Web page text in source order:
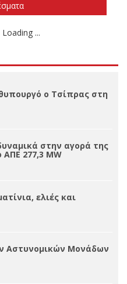
δεν απαντώ
ο Τσίπρας στη
στην αγορά της
277,3 MW
ελιές και